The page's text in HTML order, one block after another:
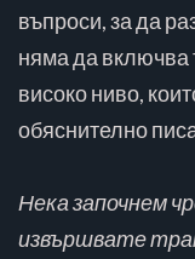
въпроси, за да
няма да включва
високо ниво,
обяснително
Нека започнем
извършвате